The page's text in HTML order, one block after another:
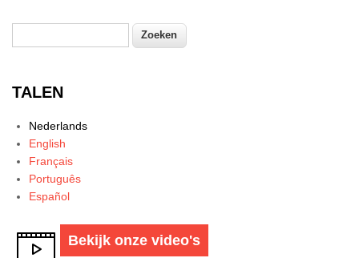
TALEN
Nederlands
English
Français
Português
Español
Bekijk onze video's